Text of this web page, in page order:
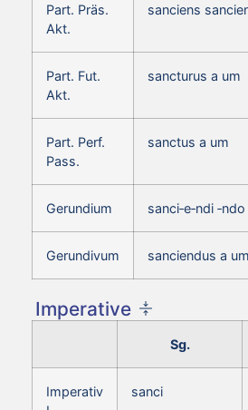
Part. Präs.
Akt.
sanciens
Part. Fut.
Akt.
sancturus a um
Part. Perf.
Pass.
sanctus a um
Gerundium sanci‑e‑ndi
Gerundivum sanciendus a
Imperative
Sg.
Imperativ
sanci